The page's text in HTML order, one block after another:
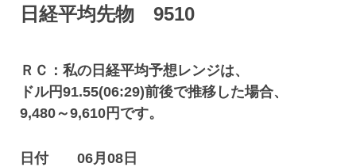
日経平均先物 9510
ＲＣ：私の日経平均予想レンジは、
ドル円91.55(06:29)前後で推移した場合、
9,480～9,610円です。
日付 06月08日